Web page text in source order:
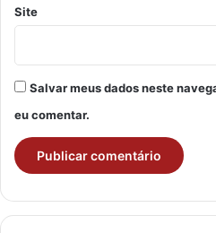
Site
Salvar meus dados neste
eu comentar.